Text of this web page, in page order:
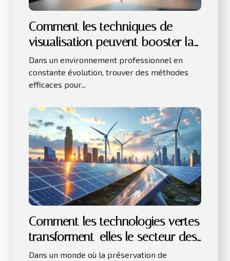
Comment les techniques de
visualisation peuvent booster la
productivité au travail ?
Dans un environnement professionnel en
constante évolution, trouver des méthodes
efficaces pour...
Comment les technologies vertes
transforment-elles le secteur des
affaires ?
Dans un monde où la préservation de